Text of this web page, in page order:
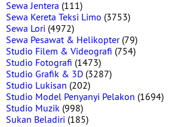
Sewa Jentera (111)
Sewa Kereta Teksi Limo (3753)
Sewa Lori (4972)
Sewa Pesawat & Helikopter(79)
Studio Filem & Videografi (754)
Studio Fotografi (1473)
Studio Grafik & 3D (3287)
Studio Lukisan (202)
Studio Model Penyanyi Pelakon (1694)
Studio Muzik (998)
Sukan Beladiri (185)